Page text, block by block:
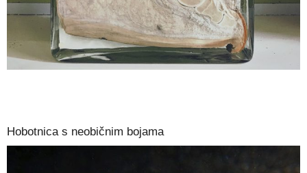
Hobotnica s neobičnim bojama